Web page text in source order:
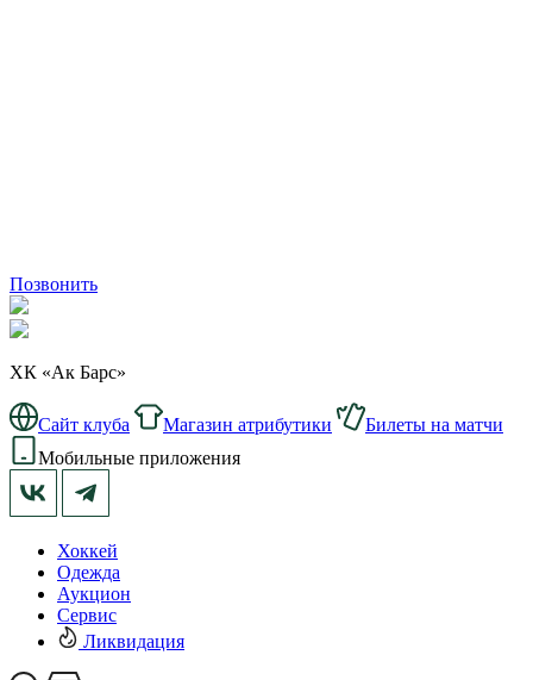
Позвонить
ХК «Ак Барс»
Сайт клуба Магазин атрибутики
Билеты на матчи
Мобильные приложения
Хоккей
Одежда
Аукцион
Сервис
Ликвидация